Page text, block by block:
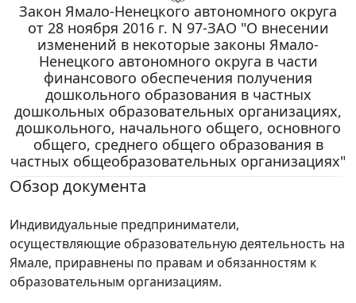
Закон Ямало-Ненецкого автономного округа
от 28 ноября 2016 г. N 97-ЗАО "О внесении
изменений в некоторые законы Ямало-
Ненецкого автономного округа в части
финансового обеспечения получения
дошкольного образования в частных
дошкольных образовательных организациях,
дошкольного, начального общего, основного
общего, среднего общего образования в
частных общеобразовательных организациях"
Обзор документа
Индивидуальные предприниматели,
осуществляющие образовательную деятельность на
Ямале, приравнены по правам и обязанностям к
образовательным организациям.